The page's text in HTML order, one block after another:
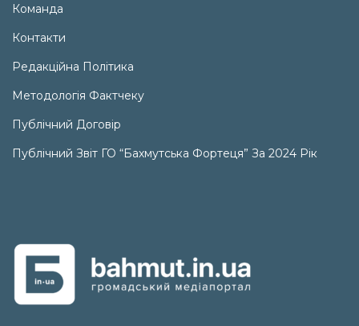
Команда
Контакти
Редакційна Політика
Методологія Фактчеку
Публічний Договір
Публічний Звіт ГО “Бахмутська Фортеця” За 2024 Рік